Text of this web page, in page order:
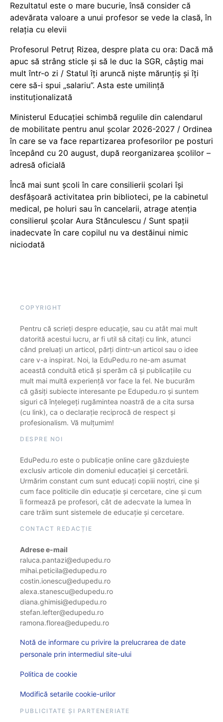
Rezultatul este o mare bucurie, însă consider că
adevărata valoare a unui profesor se vede la clasă, în
relația cu elevii
Profesorul Petruț Rizea, despre plata cu ora: Dacă mă
apuc să strâng sticle și să le duc la SGR, câștig mai
mult într-o zi / Statul îți aruncă niște mărunțiș și îți
cere să-i spui „salariu”. Asta este umilință
instituționalizată
Ministerul Educației schimbă regulile din calendarul
de mobilitate pentru anul școlar 2026-2027 / Ordinea
în care se va face repartizarea profesorilor pe posturi
începând cu 20 august, după reorganizarea școlilor –
adresă oficială
Încă mai sunt școli în care consilierii școlari își
desfășoară activitatea prin biblioteci, pe la cabinetul
medical, pe holuri sau în cancelarii, atrage atenția
consilierul școlar Aura Stănculescu / Sunt spații
inadecvate în care copilul nu va destăinui nimic
niciodată
COPYRIGHT
Pentru că scrieți despre educație, sau cu atât mai mult
datorită acestui lucru, ar fi util să citați cu link, atunci
când preluați un articol, părți dintr-un articol sau o idee
care v-a inspirat. Noi, la EduPedu.ro ne-am asumat
această conduită etică și sperăm că și publicațiile cu
mult mai multă experiență vor face la fel. Ne bucurăm
că găsiți subiecte interesante pe Edupedu.ro și suntem
siguri că înțelegeți rugămintea noastră de a cita sursa
(cu link), ca o declarație reciprocă de respect și
profesionalism. Vă mulțumim!
DESPRE NOI
EduPedu.ro este o publicație online care găzduiește
exclusiv articole din domeniul educației și cercetării.
Urmărim constant cum sunt educați copiii noștri, cine și
cum face politicile din educație și cercetare, cine și cum
îi formează pe profesori, cât de adecvate la lumea în
care trăim sunt sistemele de educație și cercetare.
CONTACT REDACȚIE
Adrese e-mail
raluca.pantazi@edupedu.ro
mihai.peticila@edupedu.ro
costin.ionescu@edupedu.ro
alexa.stanescu@edupedu.ro
diana.ghimisi@edupedu.ro
stefan.lefter@edupedu.ro
ramona.florea@edupedu.ro
Notă de informare cu privire la prelucrarea de date
personale prin intermediul site-ului
Politica de cookie
Modifică setarile cookie-urilor
PUBLICITATE ȘI PARTENERIATE